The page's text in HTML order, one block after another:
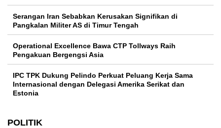
Serangan Iran Sebabkan Kerusakan Signifikan di
Pangkalan Militer AS di Timur Tengah
Operational Excellence Bawa CTP Tollways Raih
Pengakuan Bergengsi Asia
IPC TPK Dukung Pelindo Perkuat Peluang Kerja Sama
Internasional dengan Delegasi Amerika Serikat dan
Estonia
POLITIK